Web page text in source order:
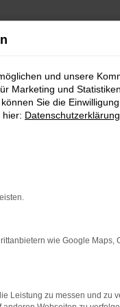
die Seite in
Funktionen nicht
und unsere
Marketing und
Sie die
hier: Datenschutzerklärung
wie Google Maps,
Leistung zu messen und zu